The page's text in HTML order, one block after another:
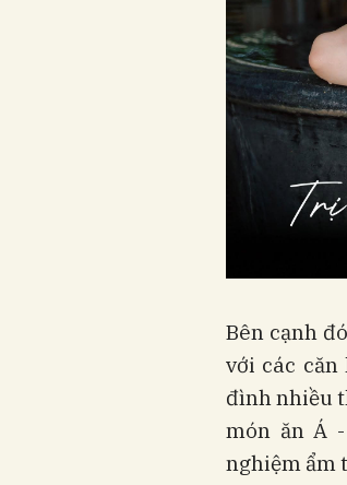
Bên cạnh
với các
đình nhiều
món ăn Á
nghiệm ẩm